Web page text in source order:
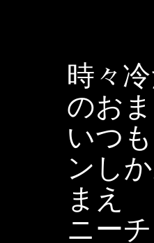
時々
のお
いつ
ンし
まえ
ニー